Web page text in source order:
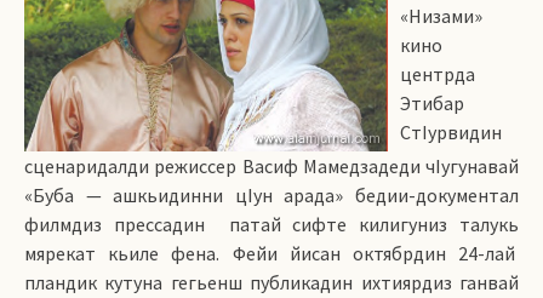
«Низами»
кино
центрда
Этибар
СтIурвидин
сценаридалди режиссер Васиф Мамедзадеди чIугунавай
«Буба — ашкьидинни цIун арада» бедии-документал
филмдиз прессадин патай сифте килигуниз талукь
мярекат кьиле фена. Фейи йисан октябрдин 24-лай
пландик кутуна гегьенш публикадин ихтиярдиз ганвай